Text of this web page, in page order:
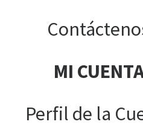
MI
Perfil de la